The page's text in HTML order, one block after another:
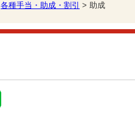
各種手当・助成・割引 > 助成